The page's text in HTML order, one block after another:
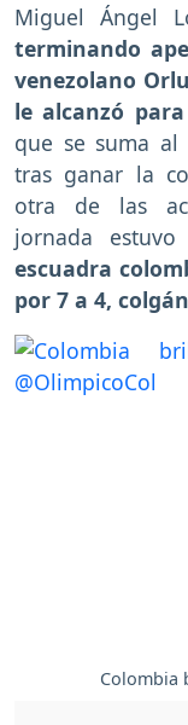
Miguel Ángel
terminando
venezolano
le alcanzó
que se suma
tras ganar la
otra de las
jornada
escuadra
por 7 a 4,
Colombia